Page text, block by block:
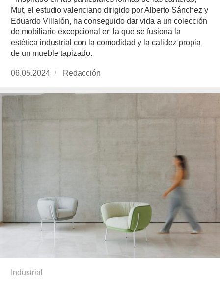
Mut, el estudio valenciano dirigido por Alberto Sánchez y
Eduardo Villalón, ha conseguido dar vida a un colección
de mobiliario excepcional en la que se fusiona la
estética industrial con la comodidad y la calidez propia
de un mueble tapizado.
Publicado
06.05.2024 https://www.experimenta.es/author/redaccion/
Redacción
Industrial